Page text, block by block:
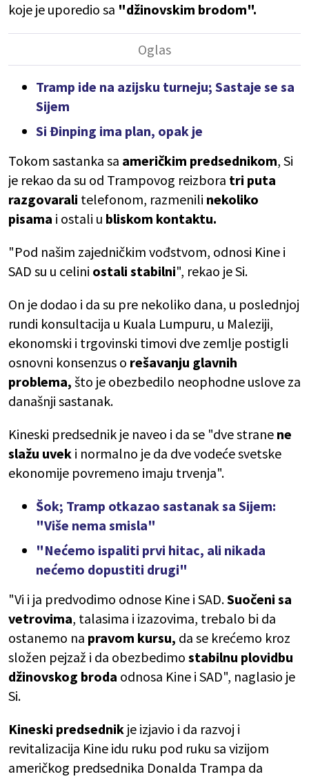
koje je uporedio sa "džinovskim brodom".
Tramp ide na azijsku turneju; Sastaje se sa
Sijem
Si Đinping ima plan, opak je
Tokom sastanka sa američkim predsednikom, Si
je rekao da su od Trampovog reizbora tri puta
razgovarali telefonom, razmenili nekoliko
pisama i ostali u bliskom kontaktu.
"Pod našim zajedničkim vođstvom, odnosi Kine i
SAD su u celini ostali stabilni", rekao je Si.
On je dodao i da su pre nekoliko dana, u poslednjoj
rundi konsultacija u Kuala Lumpuru, u Maleziji,
ekonomski i trgovinski timovi dve zemlje postigli
osnovni konsenzus o rešavanju glavnih
problema, što je obezbedilo neophodne uslove za
današnji sastanak.
Kineski predsednik je naveo i da se "dve strane ne
slažu uvek i normalno je da dve vodeće svetske
ekonomije povremeno imaju trvenja".
Šok; Tramp otkazao sastanak sa Sijem:
"Više nema smisla"
"Nećemo ispaliti prvi hitac, ali nikada
nećemo dopustiti drugi"
"Vi i ja predvodimo odnose Kine i SAD.Suočeni sa
vetrovima, talasima i izazovima, trebalo bi da
ostanemo na pravom kursu, da se krećemo kroz
složen pejzaž i da obezbedimo stabilnu plovidbu
džinovskog broda odnosa Kine i SAD", naglasio je
Si.
Kineski predsednik je izjavio i da razvoj i
revitalizacija Kine idu ruku pod ruku sa vizijom
američkog predsednika Donalda Trampa da